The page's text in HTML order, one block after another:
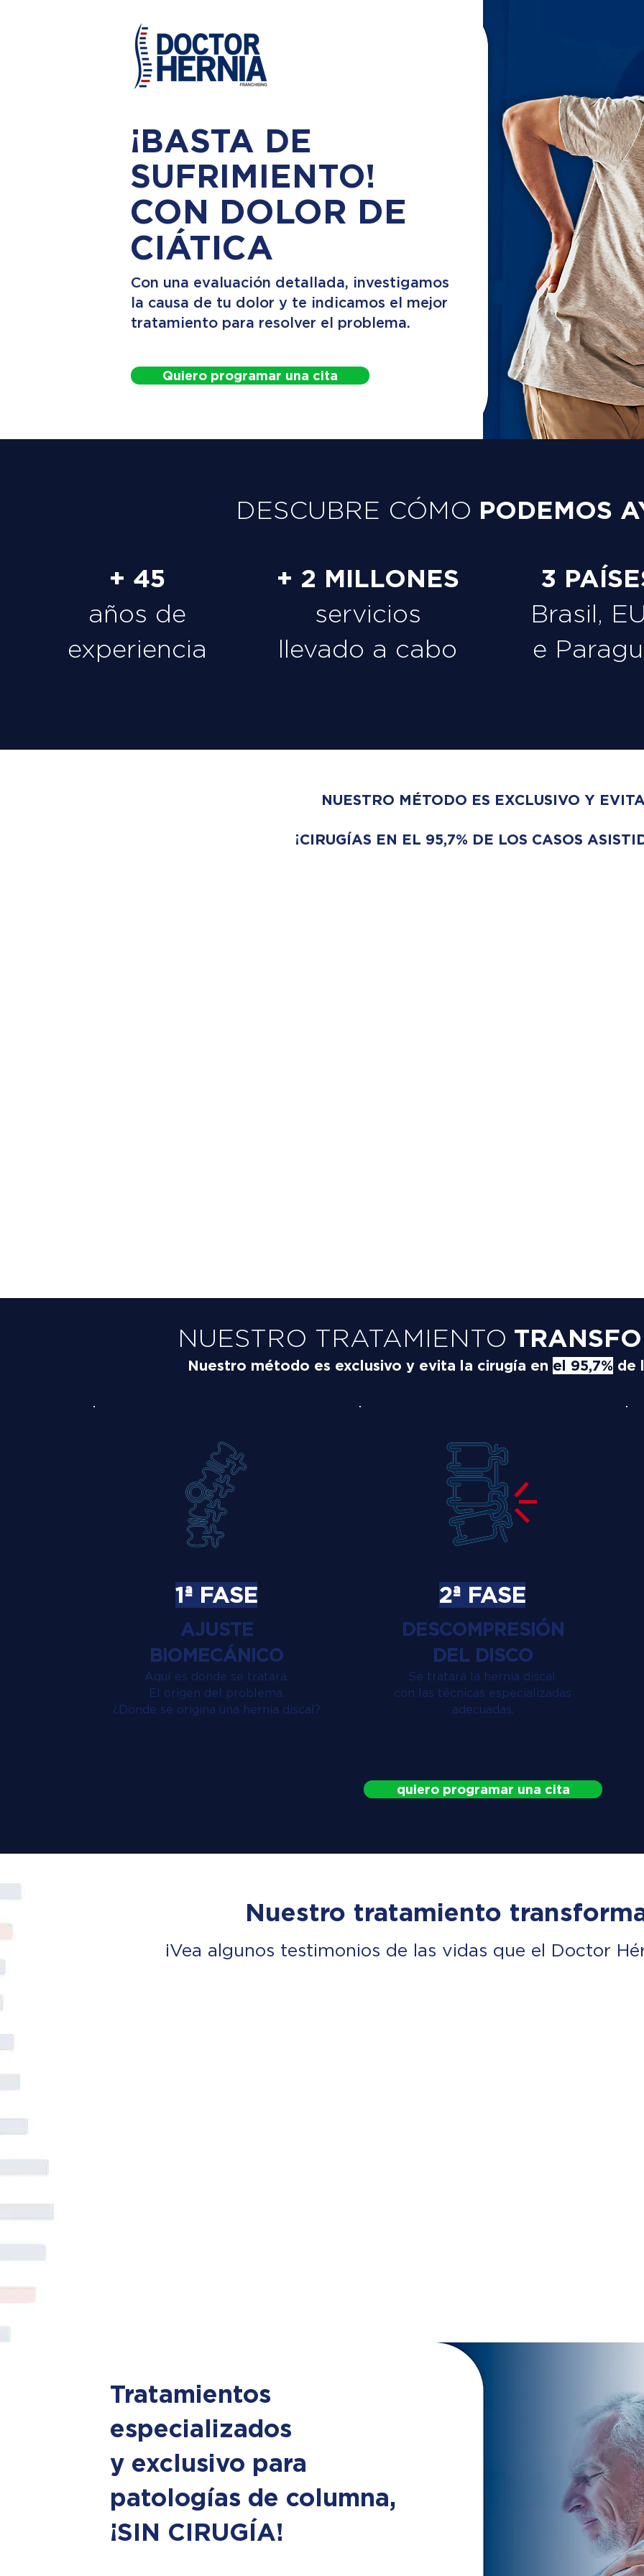
¡BASTA DE
SUFRIMIENTO!
CON DOLOR DE
CIÁTICA
Con una evaluación detallada, investigamos
la causa de tu dolor y te indicamos el mejor
tratamiento para resolver el problema.
Quiero programar una cita
DESCUBRE CÓMO PODEMOS
+ 45
años de
experiencia
+ 2 MILLONES
servicios
llevado a cabo
3
Brasil,
e
NUESTRO MÉTODO ES EXCLUSIVO Y
¡CIRUGÍAS EN EL 95,7% DE LOS CASOS
NUESTRO TRATAMIENTO
Nuestro método es exclusivo y evita la cirugía en el 95,7% de
1ª FASE
AJUSTE
BIOMECÁNICO
Aquí es donde se tratará.
El origen del problema.
¿Donde se origina una hernia discal?
2ª FASE
DESCOMPRESIÓN
DEL DISCO
Se tratará la hernia discal.
con las técnicas especializadas
adecuadas.
quiero programar una cita
Nuestro tratamiento
¡Vea algunos testimonios de las vidas que el Doctor
Tratamientos
especializados
y exclusivo para
patologías de columna,
¡SIN CIRUGÍA!